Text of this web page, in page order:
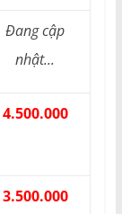
Đang cập
nhật...
4.500.000
3.500.000